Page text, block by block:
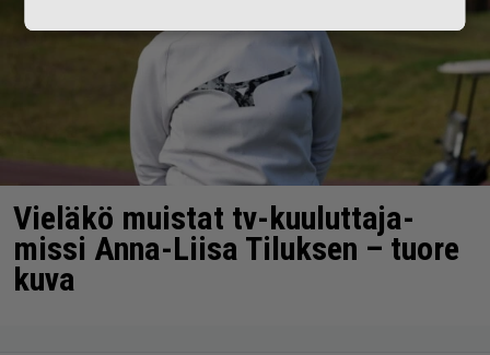
Vieläkö muistat tv-kuuluttaja-
missi Anna-Liisa Tiluksen – tuore
kuva